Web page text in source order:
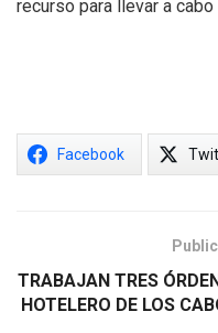
recurso para llevar a
Facebook
TRABAJAN TRES
HOTELERO DE LOS